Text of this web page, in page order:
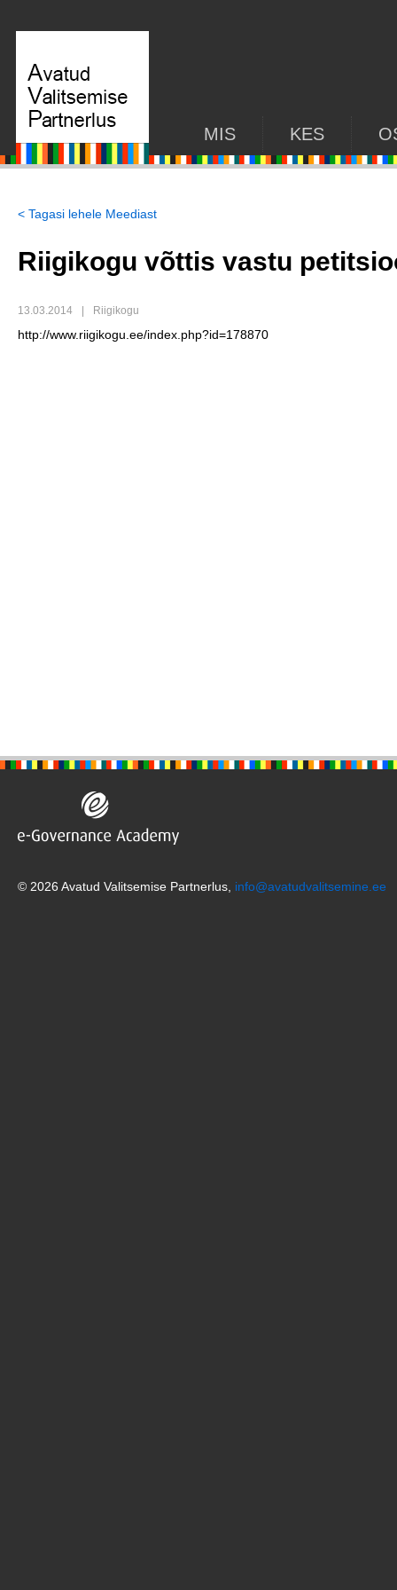
MIS KES
< Tagasi lehele Meediast
Riigikogu võttis vastu
13.03.2014 Riigikogu
http://www.riigikogu.ee/index.php?id=178870
© 2026 Avatud Valitsemise Partnerlus, info@avatudvalitsemine.ee